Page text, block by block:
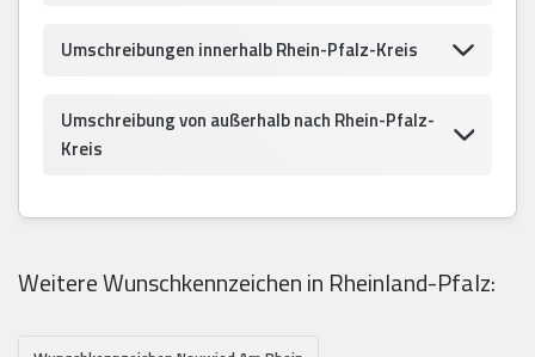
Umschreibungen innerhalb Rhein-Pfalz-Kreis
Umschreibung von außerhalb nach Rhein-Pfalz-
Kreis
Weitere Wunschkennzeichen in Rheinland-Pfalz: